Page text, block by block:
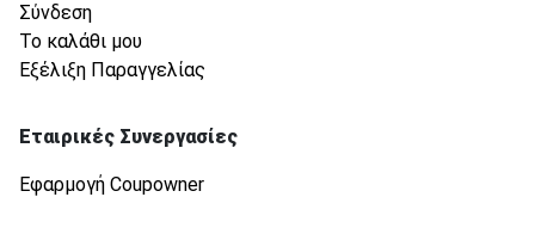
Σύνδεση
Το καλάθι μου
Εξέλιξη Παραγγελίας
Εταιρικές Συνεργασίες
Εφαρμογή Coupowner